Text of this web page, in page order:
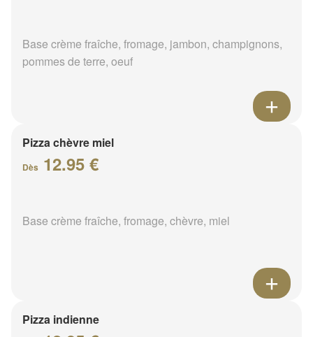
Base crème fraîche, fromage, jambon, champignons,
pommes de terre, oeuf
Pizza chèvre miel
Dès 12.95 €
Base crème fraîche, fromage, chèvre, miel
Pizza indienne